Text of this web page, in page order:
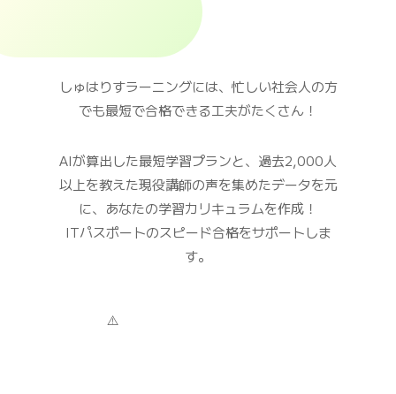
しゅはりすラーニングには、忙しい社会人の方
でも最短で合格できる工夫がたくさん！
AIが算出した最短学習プランと、過去2,000人
以上を教えた現役講師の声を集めたデータを元
に、あなたの学習カリキュラムを作成！
ITパスポートのスピード合格をサポートしま
す。